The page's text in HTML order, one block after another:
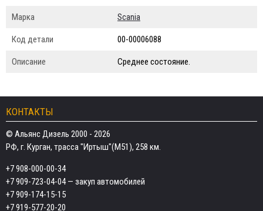
Марка Scania
Код детали 00-00006088
Описание Среднее состояние.
КОНТАКТЫ
© Альянс Дизель 2000 - 2026
РФ, г. Курган, трасса "Иртыш"(М51), 258 км.
+7 908-000-00-34
+7 909-723-04-04— закуп автомобилей
+7 909-174-15-15
+7 919-577-20-20